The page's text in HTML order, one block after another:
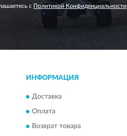
с Политикой Конфиденциальности
ИНФОРМАЦИЯ
Доставка
Оплата
Возврат товара